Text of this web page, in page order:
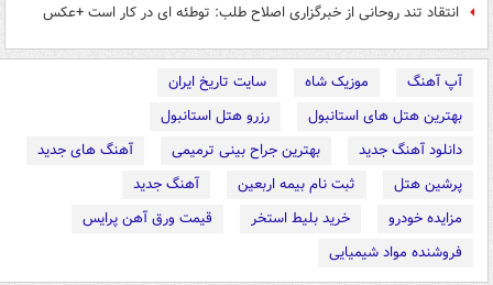
انتقاد تند روحانی از خبرگزاری اصلاح طلب: توطئه ای در کار است +عکس
آپ آهنگ موزیک شاه
سایت تاریخ ایران
بهترین هتل های استانبول
رزرو هتل استانبول
دانلود آهنگ جدید
بهترین جراح بینی ترمیمی
آهنگ های جدید
پرشین هتل
ثبت نام بیمه اربعین
آهنگ جدید
مزایده خودرو
خرید بلیط استخر
قیمت ورق آهن پرایس
فروشنده مواد شیمیایی